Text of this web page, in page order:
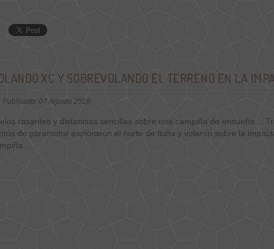
XC Y SOBREVOLANDO EL TERRENO EN LA
Publicado: 07 Agosto 2019
rasantes y distancias sencillas sobre una campiña de ensueño…
de paramotor exploraron el norte de Italia y volaron sobre la